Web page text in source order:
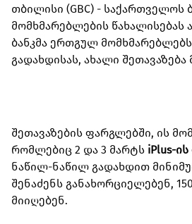
თბილისი (GBC) - საქართველოს
მომხმარებლების წახალისებას
ბანკმა ერთგულ
გადახდისას, ახალი შეთავაზება
შეთავაზების ფარგლებში, ის
რომლებიც 2 და 3 მარტს iPlus-ის
ნაწილ-ნაწილ გადახდით
შენაძენს განახორციელებენ,
მიიღებენ.